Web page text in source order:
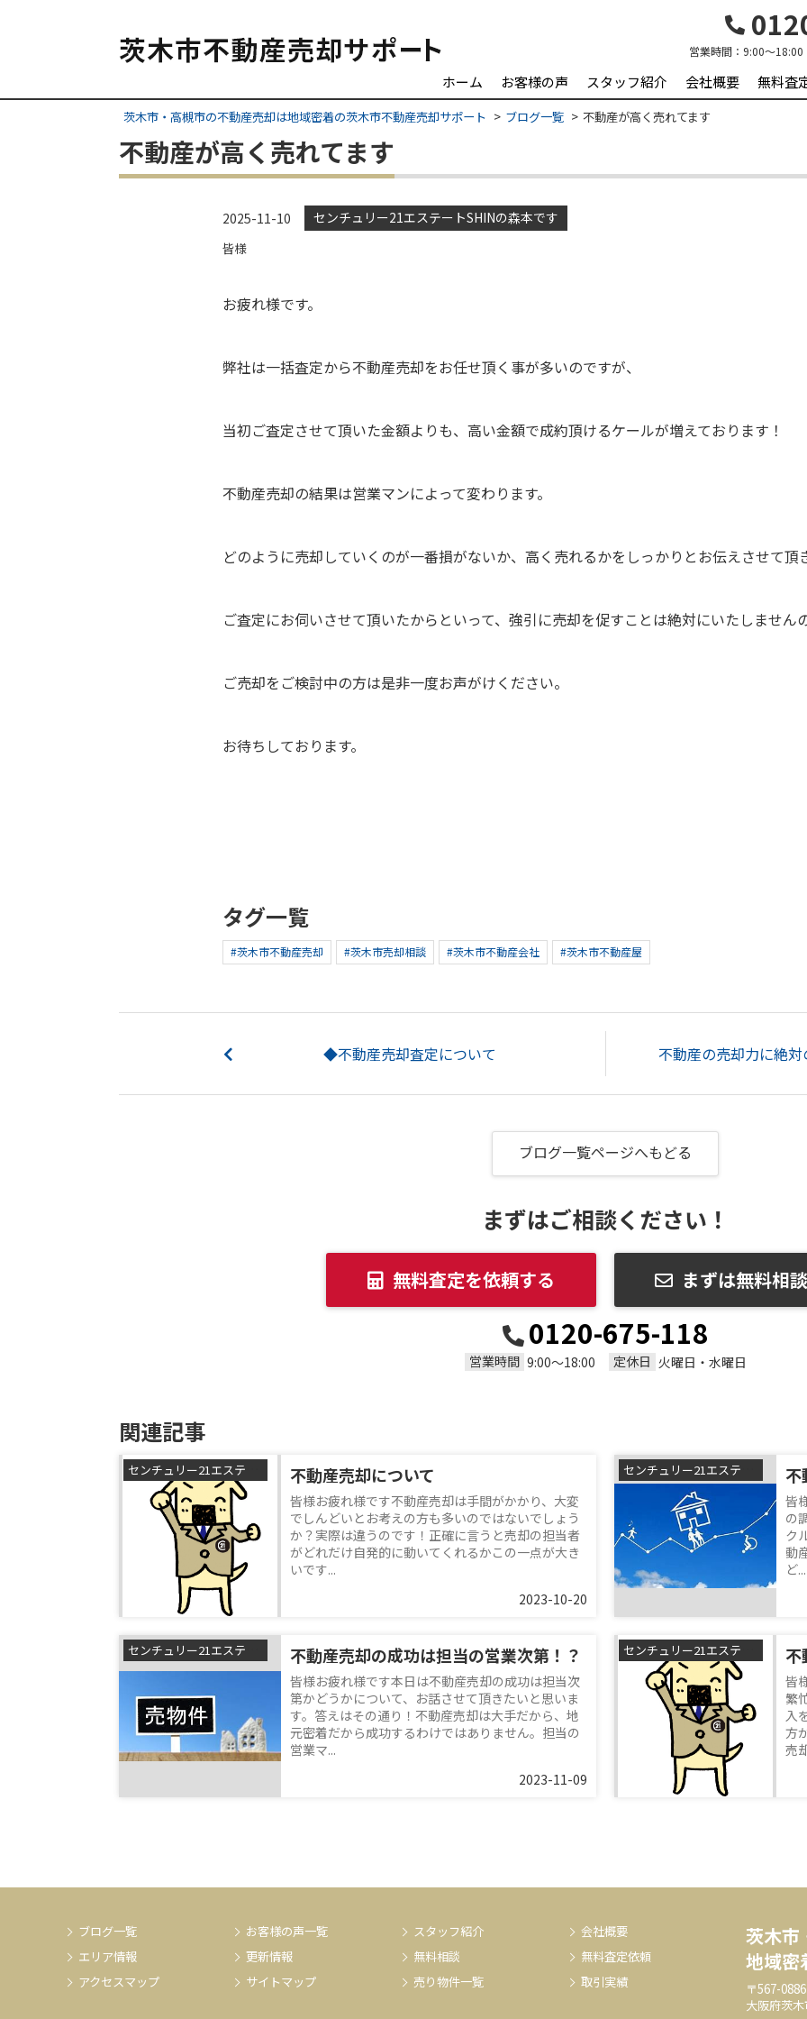
営業時間： 9:00～18:00
ホーム お客様の声 スタッフ紹介 会社概要 無料査
茨木市・高槻市の不動産売却は地域密着の茨木市不動産売却サポート ブログ一覧 不動産が高く売れてます
不動産が高く売れてます
2025-11-10 センチュリー21エステートSHINの森本です
皆様
お疲れ様です。
弊社は一括査定から不動産売却をお任せ頂く事が多いのですが、
当初ご査定させて頂いた金額よりも、高い金額で成約頂けるケールが増えております！
不動産売却の結果は営業マンによって変わります。
どのように売却していくのが一番損がないか、高く売れるかをしっかりとお伝えさせて頂
ご査定にお伺いさせて頂いたからといって、強引に売却を促すことは絶対にいたしませんの
ご売却をご検討中の方は是非一度お声がけください。
お待ちしております。
タグ一覧
#茨木市不動産売却 #茨木市売却相談 #茨木市不動産会社 #茨木市不動産屋
◆不動産売却査定について 不動産の売却力に絶
ブログ一覧ページへもどる
まずはご相談ください！
無料査定を依頼する まずは無料相
0120-675-118
営業時間 9:00～18:00 定休日 火曜日・水曜日
関連記事
不動産売却について
皆様お疲れ様です不動産売却は手間がかかり、大変
でしんどいとお考えの方も多いのではないでしょう
か？実際は違うのです！正確に言うと売却の担当者
がどれだけ自発的に動いてくれるかこの一点が大き
いです...
2023-10-20
不
皆
の
ク
動
ど...
不動産売却の成功は担当の営業次第！？
皆様お疲れ様です本日は不動産売却の成功は担当次
第かどうかについて、お話させて頂きたいと思いま
す。答えはその通り！不動産売却は大手だから、地
元密着だから成功するわけではありません。担当の
営業マ...
2023-11-09
不
皆
繁
入
方
売
ブログ一覧
エリア情報
アクセスマップ
お客様の声一覧
更新情報
サイトマップ
スタッフ紹介
無料相談
売り物件一覧
会社概要
無料査定依頼
取引実績
茨木市
地域密
〒567-0886
大阪府茨